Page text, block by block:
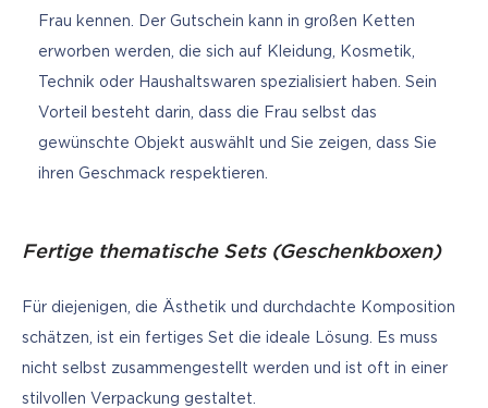
Frau kennen. Der Gutschein kann in großen Ketten
erworben werden, die sich auf Kleidung, Kosmetik,
Technik oder Haushaltswaren spezialisiert haben. Sein
Vorteil besteht darin, dass die Frau selbst das
gewünschte Objekt auswählt und Sie zeigen, dass Sie
ihren Geschmack respektieren.
Fertige thematische Sets (Geschenkboxen)
Für diejenigen, die Ästhetik und durchdachte Komposition
schätzen, ist ein fertiges Set die ideale Lösung. Es muss
nicht selbst zusammengestellt werden und ist oft in einer
stilvollen Verpackung gestaltet.